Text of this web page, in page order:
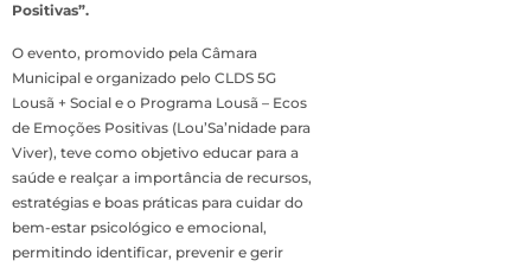
Positivas”.
O evento, promovido pela Câmara
Municipal e organizado pelo CLDS 5G
Lousã + Social e o Programa Lousã – Ecos
de Emoções Positivas (Lou’Sa’nidade para
Viver), teve como objetivo educar para a
saúde e realçar a importância de recursos,
estratégias e boas práticas para cuidar do
bem-estar psicológico e emocional,
permitindo identificar, prevenir e gerir